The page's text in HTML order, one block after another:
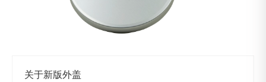
关于新版外盖